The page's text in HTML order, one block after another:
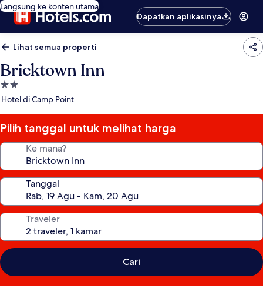
Langsung ke konten utama
Dapatkan aplikasinya
Lihat semua properti
Bricktown Inn
Properti
bintang
Hotel di Camp Point
Pilih tanggal untuk melihat harga
Ke mana?
Tanggal
Traveler
Cari